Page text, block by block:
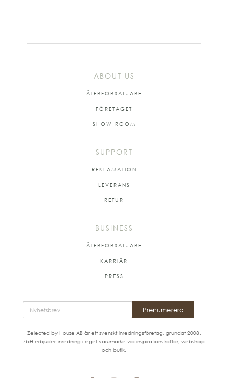
ABOUT US
ÅTERFÖRSÄLJARE
FÖRETAGET
SHOW ROOM
SUPPORT
REKLAMATION
LEVERANS
RETUR
BUSINESS
ÅTERFÖRSÄLJARE
KARRIÄR
PRESS
Prenumerera
Zelected by Houze AB är ett svenskt inredningsföretag, grundat 2008.
ZbH erbjuder inredning i eget varumärke via inspirationsträffar, webshop
och butik.